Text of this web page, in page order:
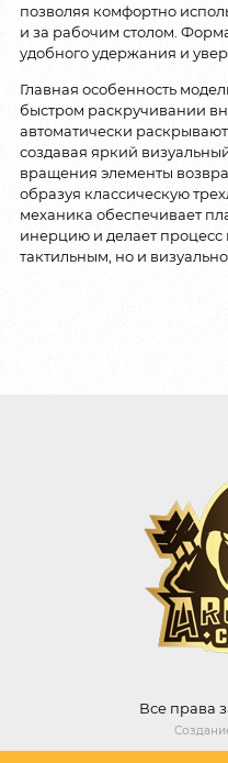
позволяя комфортно
и за рабочим столом.
удобного удержания и
Главная особенность
быстром раскручивании
автоматически
создавая яркий
вращения элементы
образуя классическую
механика обеспечивает
инерцию и делает процесс
тактильным, но и
Все права